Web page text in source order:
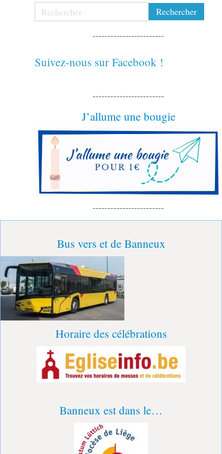
------------------------
Suivez-nous sur Facebook !
------------------------
J’allume une bougie
------------------------
Bus vers et de Banneux
Horaire des célébrations
Banneux est dans le…